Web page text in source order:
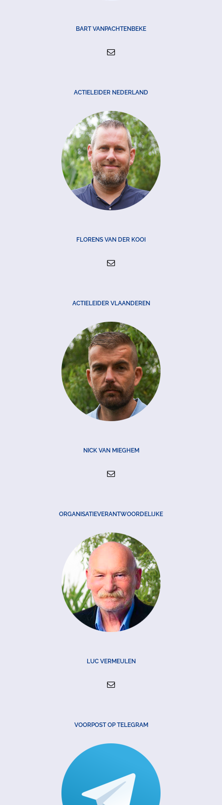
BART VANPACHTENBEKE
ACTIELEIDER NEDERLAND
FLORENS VAN DER KOOI
ACTIELEIDER VLAANDEREN
NICK VAN MIEGHEM
ORGANISATIEVERANTWOORDELIJKE
LUC VERMEULEN
VOORPOST OP TELEGRAM